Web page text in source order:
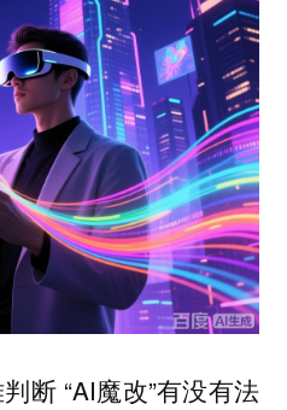
断 “AI魔改”有没有法